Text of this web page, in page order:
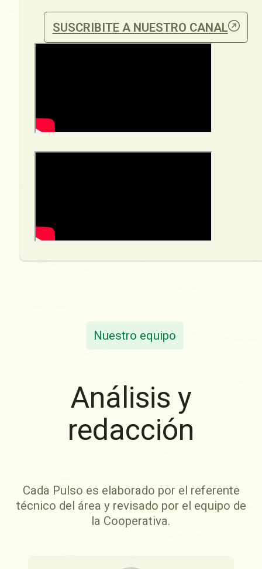
SUSCRIBITE A NUESTRO CANAL
Nuestro equipo
Análisis y
redacción
Cada Pulso es elaborado por el referente
técnico del área y revisado por el equipo de
la Cooperativa.